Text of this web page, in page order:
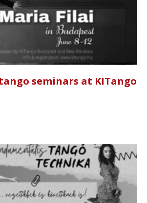
seminars at KITango